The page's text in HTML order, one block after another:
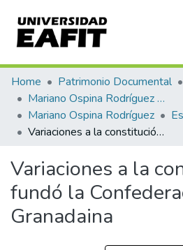
Communities & Collections
All of DSpace
Statistics
Home Patrimonio Documental
Mariano Ospina Rodríguez (1826 -1912)
Mariano Ospina Rodríguez
Variaciones a la constitución que fundó la Confederación Granadaina
Variaciones a la
fundó la
Granadaina